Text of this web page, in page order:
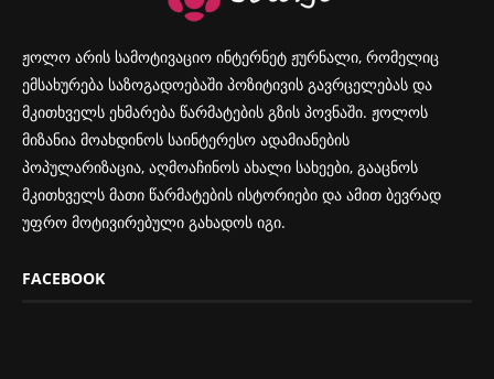
ჟოლო არის სამოტივაციო ინტერნეტ ჟურნალი, რომელიც
ემსახურება საზოგადოებაში პოზიტივის გავრცელებას და
მკითხველს ეხმარება წარმატების გზის პოვნაში. ჟოლოს
მიზანია მოახდინოს საინტერესო ადამიანების
პოპულარიზაცია, აღმოაჩინოს ახალი სახეები, გააცნოს
მკითხველს მათი წარმატების ისტორიები და ამით ბევრად
უფრო მოტივირებული გახადოს იგი.
FACEBOOK